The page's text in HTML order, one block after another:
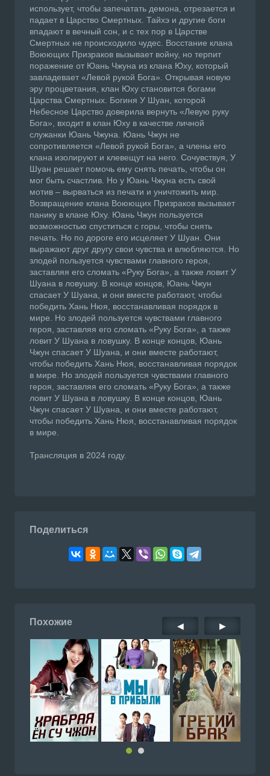
использует, чтобы запечатать демона, отрезается и
падает в Царство Смертных. Тайхэ и другие боги
впадают в вечный сон, и с тех пор в Царстве
Смертных не происходило чудес. Восстание клана
Воюющих Призраков вызывает войну, но терпит
поражение от Юань Чжуна из клана Юху, который
завладевает «Левой рукой Бога». Открывая новую
эру процветания, клан Юху становится богами
Царства Смертных. Богиня У Шуан, которой
Небесное Царство доверила вернуть «Левую руку
Бога», входит в клан Юху в качестве личной
служанки Юань Чжуна. Юань Чжун не
сопротивляется «Левой рукой Бога», а члены его
клана изолируют и клевещут на него. Сочувствуя, У
Шуан решает помочь ему снять печать, чтобы он
мог быть счастлив. Но у Юань Чжуна есть свой
мотив – вырваться из печати и уничтожить мир.
Возвращение клана Воюющих Призраков вызывает
панику в клане Юху. Юань Чжун пользуется
возможностью спуститься с горы, чтобы снять
печать. Но по дороге его исцеляет У Шуан. Они
выражают друг другу свои чувства и влюбляются. Но
злодей пользуется чувствами главного героя,
заставляя его сломать «Руку Бога», а также ловит У
Шуана в ловушку. В конце концов, Юань Чжун
спасает У Шуана, и они вместе работают, чтобы
победить Хань Нюя, восстанавливая порядок в
мире. Но злодей пользуется чувствами главного
героя, заставляя его сломать «Руку Бога», а также
ловит У Шуана в ловушку. В конце концов, Юань
Чжун спасает У Шуана, и они вместе работают,
чтобы победить Хань Нюя, восстанавливая порядок
в мире. Но злодей пользуется чувствами главного
героя, заставляя его сломать «Руку Бога», а также
ловит У Шуана в ловушку. В конце концов, Юань
Чжун спасает У Шуана, и они вместе работают,
чтобы победить Хань Нюя, восстанавливая порядок
в мире.
Трансляция в 2024 году.
Поделиться
Похожие ◀ ▶